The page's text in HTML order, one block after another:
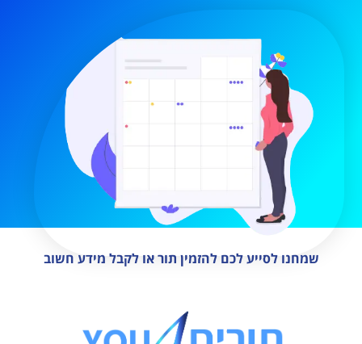
שמחנו לסייע לכם להזמין תור או לקבל מידע חשוב